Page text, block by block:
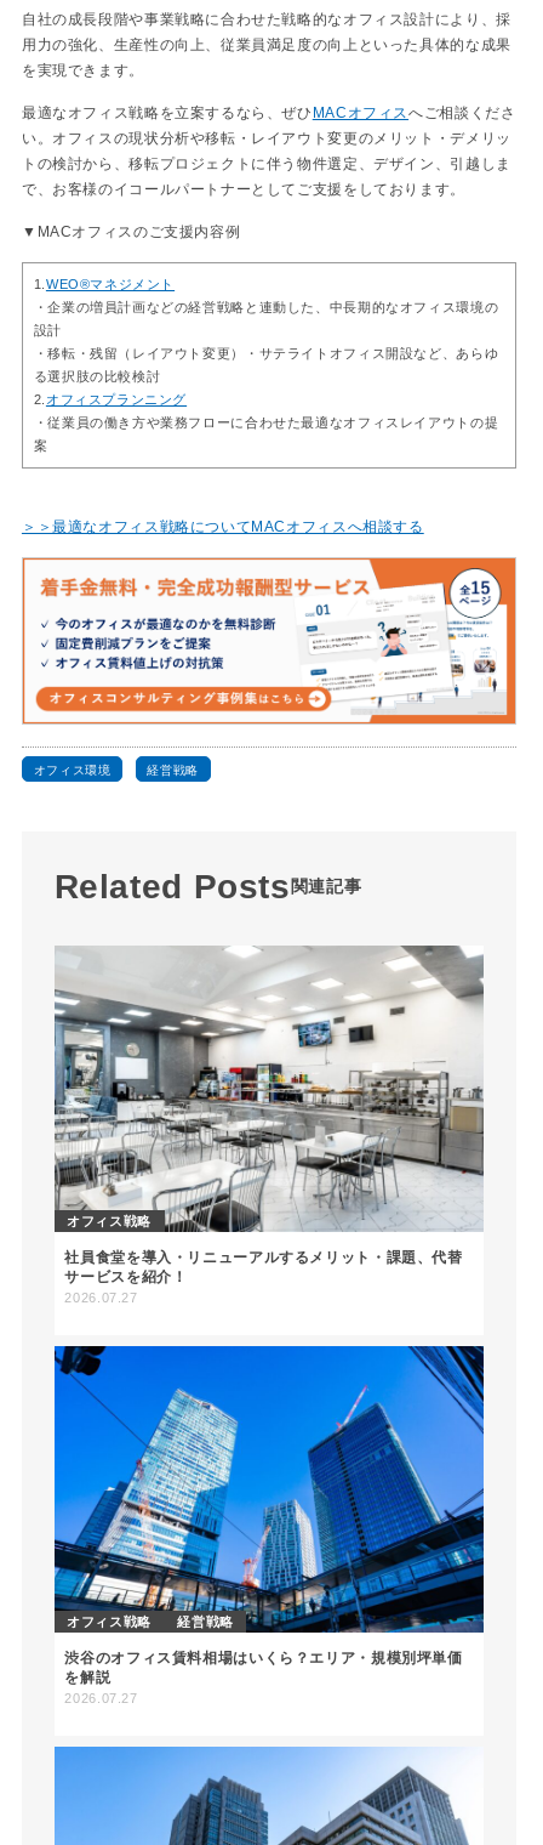
自社の成長段階や事業戦略に合わせた戦略的なオフィス設計により、採
用力の強化、生産性の向上、従業員満足度の向上といった具体的な成果
を実現できます。
最適なオフィス戦略を立案するなら、ぜひ MACオフィスへご相談くださ
い。オフィスの現状分析や移転・レイアウト変更のメリット・デメリッ
トの検討から、移転プロジェクトに伴う物件選定、デザイン、引越しま
で、お客様のイコールパートナーとしてご支援をしております。
▼MACオフィスのご支援内容例
1. WEO®マネジメント
・企業の増員計画などの経営戦略と連動した、中長期的なオフィス環境の
設計
・移転・残留（レイアウト変更）・サテライトオフィス開設など、あらゆ
る選択肢の比較検討
2. オフィスプランニング
・従業員の働き方や業務フローに合わせた最適なオフィスレイアウトの提
案
＞＞最適なオフィス戦略についてMACオフィスへ相談する
オフィス環境 経営戦略
Related Posts 関連記事
オフィス戦略
社員食堂を導入・リニューアルするメリット・課題、代替
サービスを紹介！
2026.07.27
オフィス戦略 経営戦略
渋谷のオフィス賃料相場はいくら？エリア・規模別坪単価
を解説
2026.07.27